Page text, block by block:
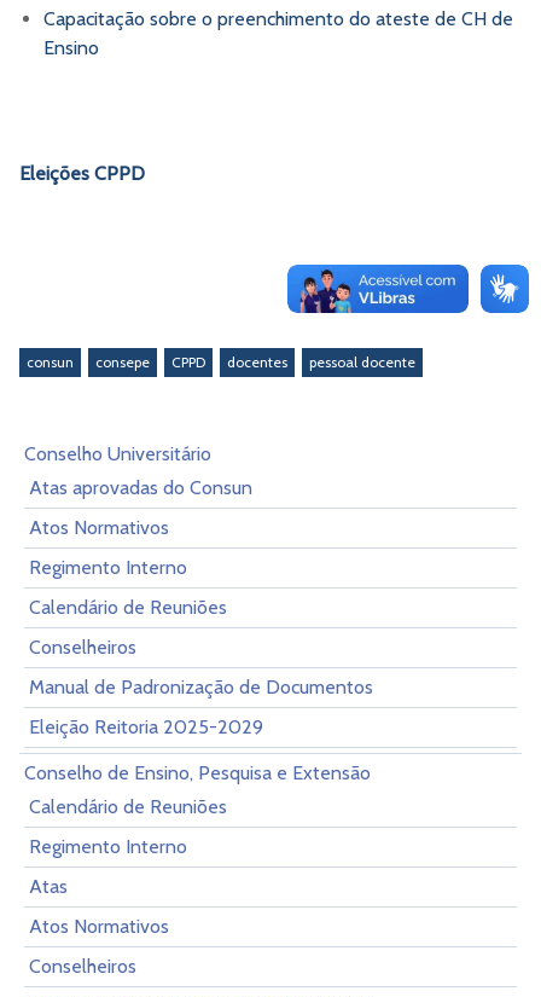
Capacitação sobre o preenchimento do ateste de CH de
Ensino
Eleições CPPD
consun consepe CPPD docentes pessoal docente
Conselho Universitário
Atas aprovadas do Consun
Atos Normativos
Regimento Interno
Calendário de Reuniões
Conselheiros
Manual de Padronização de Documentos
Eleição Reitoria 2025-2029
Conselho de Ensino, Pesquisa e Extensão
Calendário de Reuniões
Regimento Interno
Atas
Atos Normativos
Conselheiros